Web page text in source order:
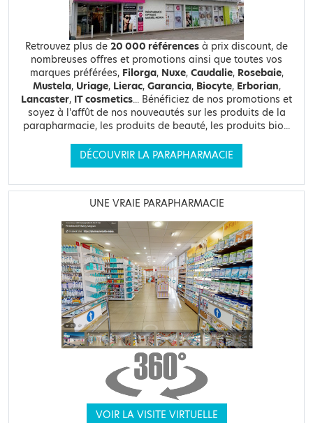
Retrouvez plus de 20 000 références à prix discount, de
nombreuses offres et promotions ainsi que toutes vos
marques préférées, Filorga, Nuxe, Caudalie, Rosebaie,
Mustela, Uriage, Lierac, Garancia, Biocyte, Erborian,
Lancaster, IT cosmetics... Bénéficiez de nos promotions et
soyez à l'affût de nos nouveautés sur les produits de la
parapharmacie, les produits de beauté, les produits bio...
DÉCOUVRIR LA PARAPHARMACIE
UNE VRAIE PARAPHARMACIE
VOIR LA VISITE VIRTUELLE